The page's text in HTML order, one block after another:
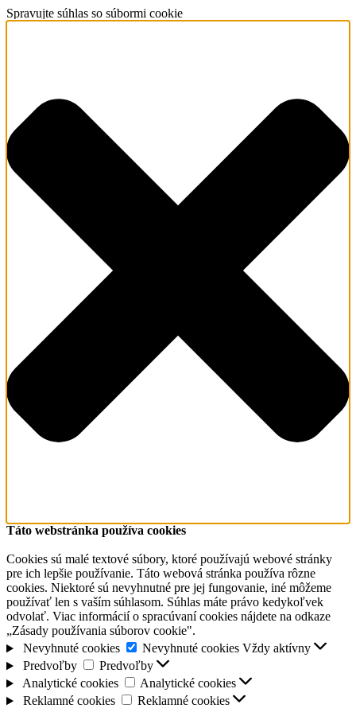
Spravujte súhlas so súbormi cookie
Táto webstránka používa cookies
Cookies sú malé textové súbory, ktoré používajú webové stránky
pre ich lepšie používanie. Táto webová stránka používa rôzne
cookies. Niektoré sú nevyhnutné pre jej fungovanie, iné môžeme
používať len s vaším súhlasom. Súhlas máte právo kedykoľvek
odvolať. Viac informácií o spracúvaní cookies nájdete na odkaze
„Zásady používania súborov cookie".
Nevyhnuté cookies
Nevyhnuté cookies Vždy aktívny
Predvoľby
Predvoľby
Analytické cookies
Analytické cookies
Reklamné cookies
Reklamné cookies